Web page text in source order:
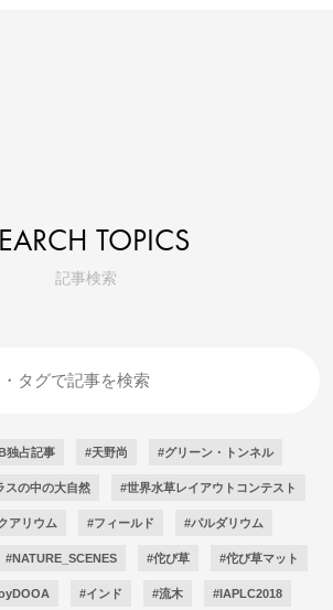
TOPICS
記事検索
独占記事 #天野尚 #グリーン・トンネル
スの中の大自然 #世界水草レイアウトコンテスト
アリウム #フィールド #パルダリウム
#NATURE_SCENES #佗び草 #佗び草マット
#インド #流木 #IAPLC2018